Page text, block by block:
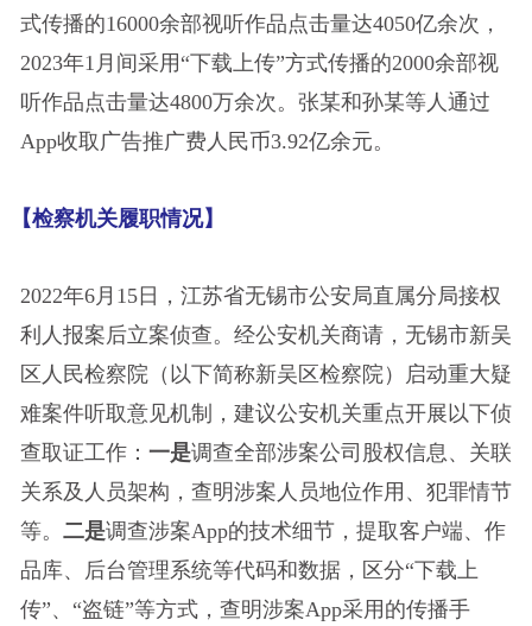
式传播的16000余部视听作品点击量达4050亿余次，
2023年1月间采用“下载上传”方式传播的2000余部视
听作品点击量达4800万余次。张某和孙某等人通过
App收取广告推广费人民币3.92亿余元。
【检察机关履职情况】
2022年6月15日，江苏省无锡市公安局直属分局接权
利人报案后立案侦查。经公安机关商请，无锡市新吴
区人民检察院（以下简称新吴区检察院）启动重大疑
难案件听取意见机制，建议公安机关重点开展以下侦
查取证工作： 一是调查全部涉案公司股权信息、关联
关系及人员架构，查明涉案人员地位作用、犯罪情节
等。 二是调查涉案App的技术细节，提取客户端、作
品库、后台管理系统等代码和数据，区分“下载上
传”、“盗链”等方式，查明涉案App采用的传播手